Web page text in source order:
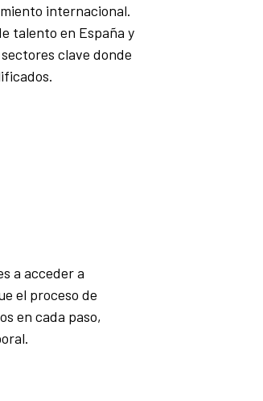
internacional.
talento en España y
clave donde
a acceder a
el proceso de
en cada paso,